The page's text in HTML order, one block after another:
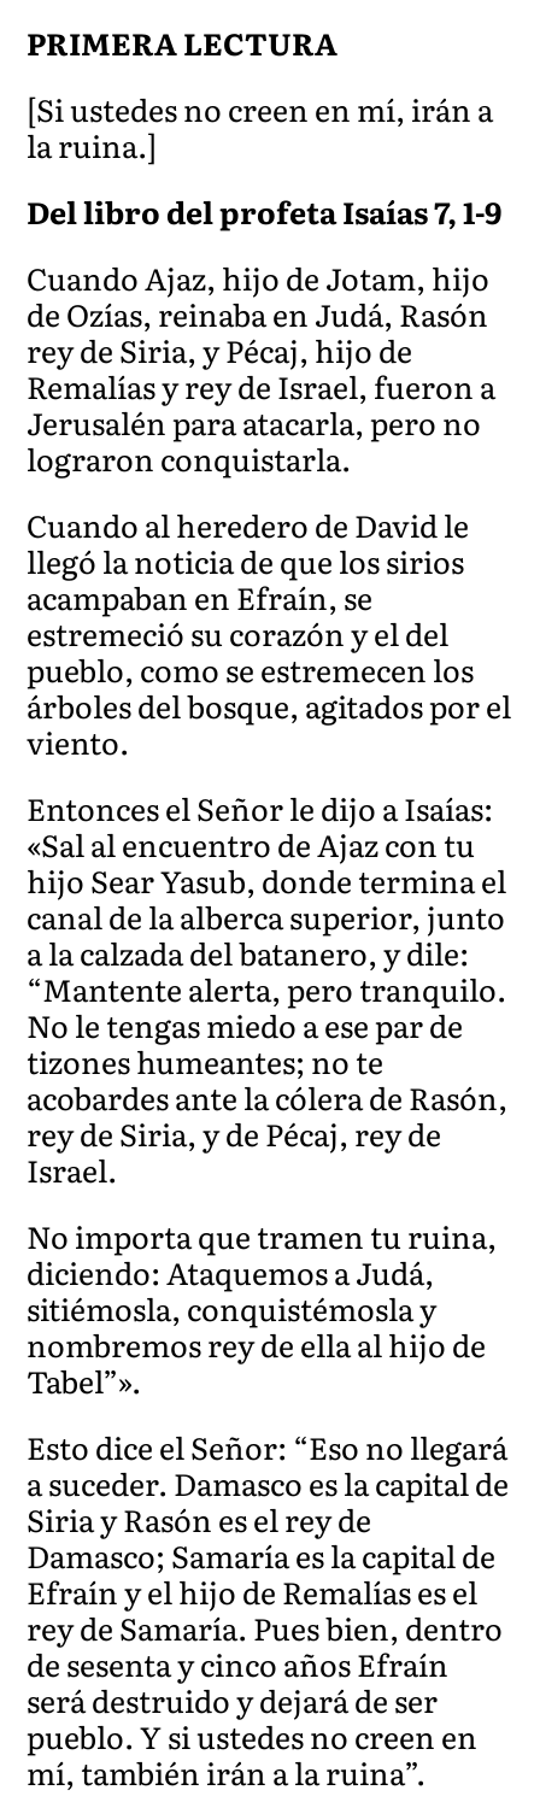
PRIMERA LECTURA
[Si ustedes no creen en mí, irán a
la ruina.]
Del libro del profeta Isaías 7, 1-9
Cuando Ajaz, hijo de Jotam, hijo
de Ozías, reinaba en Judá, Rasón
rey de Siria, y Pécaj, hijo de
Remalías yrey de Israel, fueron a
Jerusalén para atacarla, pero no
lograron conquistarla.
Cuando al heredero de David le
llegó la noticia de que los sirios
acampaban en Efraín, se
estremeció sucorazón y el del
pueblo, como se estremecen los
árboles del bosque, agitados por el
viento.
Entonces el Señor le dijo a Isaías:
«Sal al encuentro de Ajaz con tu
hijo Sear Yasub, donde termina el
canal de la alberca superior, junto
a la calzada del batanero, y dile:
“Mantente alerta, pero tranquilo.
No le tengas miedo a ese par de
tizones humeantes; no te
acobardes ante lacólera de Rasón,
rey de Siria, y de Pécaj, rey de
Israel.
No importa que tramen tu ruina,
diciendo: Ataquemos a Judá,
sitiémosla, conquistémosla y
nombremos rey de ella al hijo de
Tabel”».
Esto dice el Señor: “Eso no llegará
a suceder. Damasco es la capital de
Siria y Rasón es el rey de
Damasco; Samaría es la capital de
Efraín y el hijo de Remalías es el
rey de Samaría. Pues bien, dentro
de sesenta y cinco años Efraín
será destruido ydejará de ser
pueblo. Y si ustedes no creen en
mí, también irán a la ruina”.